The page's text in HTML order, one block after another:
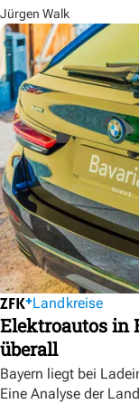
Jürgen Walk
Landkreise
Elektroautos in
überall
Bayern liegt bei
Eine Analyse der